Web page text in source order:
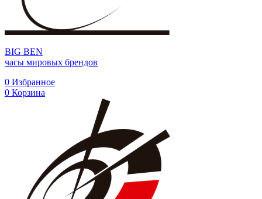
BIG BEN
часы мировых брендов
0 Избранное
0 Корзина